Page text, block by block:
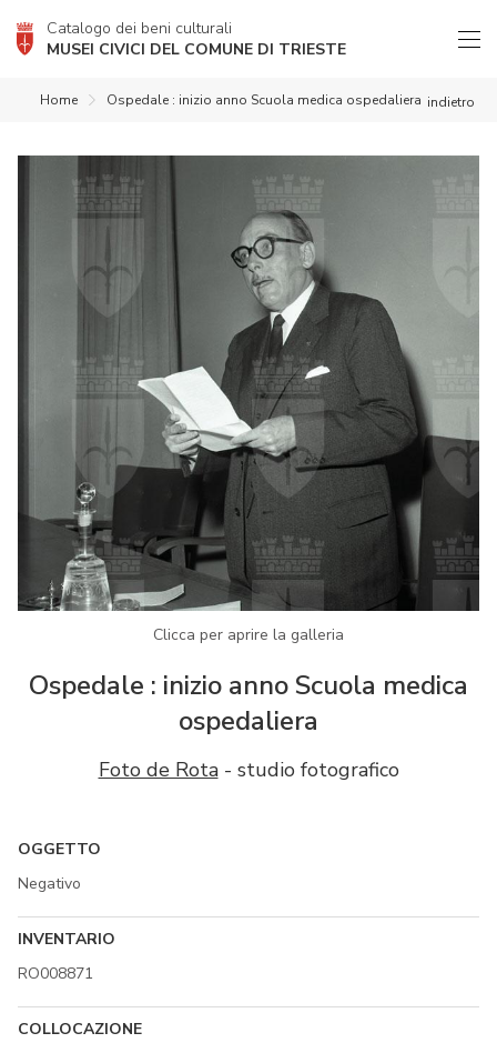
Catalogo dei beni culturali
MUSEI CIVICI DEL COMUNE DI TRIESTE
indietro
Home Ospedale : inizio anno Scuola medica ospedaliera
Clicca per aprire la galleria
Ospedale : inizio anno Scuola medica
ospedaliera
Foto de Rota- studio fotografico
OGGETTO
Negativo
INVENTARIO
RO008871
COLLOCAZIONE